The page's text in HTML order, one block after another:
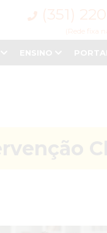
(351)
(Rede fixa